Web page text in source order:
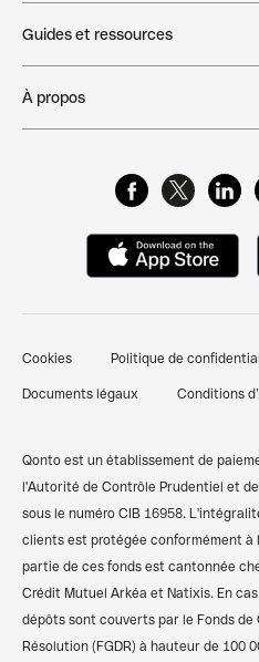
Dougs
Acasi
Création d'entreprise
Cartes Business
Gestion des dépenses pro
Pré-comptabilité simplifiée
Financements et prêts
Compte pro auto-
Compte pro SASU
Compte bancaire
Compte pro SCI
Guides et ressources
Centre de ressources
Attestation de dépôt de
Comparer les banques pro
Qonto vs Shine
Calculateur de TVA
Simulateur des frais
À propos
FAQ & Support client
Qonto Avis
Nous contacter
Témoignages clients
Finpal - Notre
Recommander Qonto
Plan du site
Cookies Politique de
Documents légaux Conditions
Qonto est un établissement de
l'Autorité de Contrôle Prudentiel et
sous le numéro CIB 16958.
clients est protégée conformément à
partie de ces fonds est cantonnée
Crédit Mutuel Arkéa et Natixis. En cas
dépôts sont couverts par le Fonds de
Résolution (FGDR) à hauteur de 100